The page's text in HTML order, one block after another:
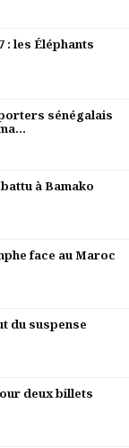
: les Éléphants
sénégalais
à Bamako
face au Maroc
du suspense
deux billets